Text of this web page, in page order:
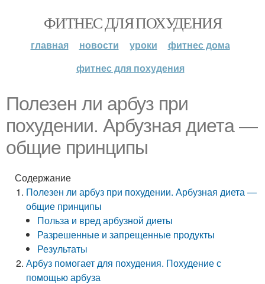
ФИТНЕС ДЛЯ ПОХУДЕНИЯ
главная новости уроки
фитнес дома
фитнес для похудения
Полезен ли арбуз при
похудении. Арбузная диета —
общие принципы
Содержание
Полезен ли арбуз при похудении. Арбузная диета —
общие принципы
Польза и вред арбузной диеты
Разрешенные и запрещенные продукты
Результаты
Арбуз помогает для похудения. Похудение с
помощью арбуза